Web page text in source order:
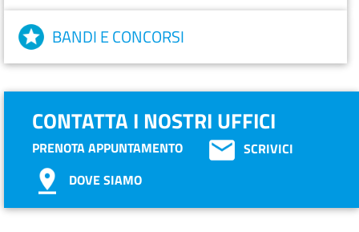
BANDI E CONCORSI
CONTATTA I NOSTRI UFFICI
PRENOTA APPUNTAMENTO
SCRIVICI
DOVE SIAMO